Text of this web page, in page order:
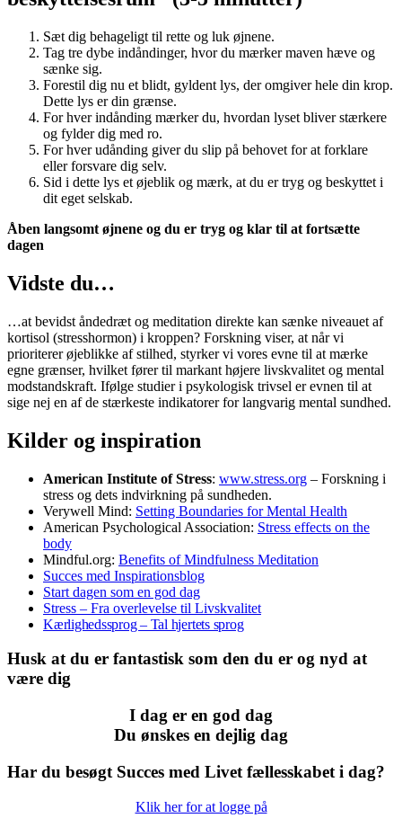
Sæt dig behageligt til rette og luk øjnene.
Tag tre dybe indåndinger, hvor du mærker maven hæve og
sænke sig.
Forestil dig nu et blidt, gyldent lys, der omgiver hele din krop.
Dette lys er din grænse.
For hver indånding mærker du, hvordan lyset bliver stærkere
og fylder dig med ro.
For hver udånding giver du slip på behovet for at forklare
eller forsvare dig selv.
Sid i dette lys et øjeblik og mærk, at du er tryg og beskyttet i
dit eget selskab.
Åben langsomt øjnene og du er tryg og klar til at fortsætte
dagen
Vidste du…
…at bevidst åndedræt og meditation direkte kan sænke niveauet af
kortisol (stresshormon) i kroppen? Forskning viser, at når vi
prioriterer øjeblikke af stilhed, styrker vi vores evne til at mærke
egne grænser, hvilket fører til markant højere livskvalitet og mental
modstandskraft. Ifølge studier i psykologisk trivsel er evnen til at
sige nej en af de stærkeste indikatorer for langvarig mental sundhed.
Kilder og inspiration
American Institute of Stress: www.stress.org – Forskning i
stress og dets indvirkning på sundheden.
Verywell Mind: Setting Boundaries for Mental Health
American Psychological Association: Stress effects on the
body
Mindful.org: Benefits of Mindfulness Meditation
Succes med Inspirationsblog
Start dagen som en god dag
Stress – Fra overlevelse til Livskvalitet
Kærlighedssprog – Tal hjertets sprog
Husk at du er fantastisk som den du er og nyd at
være dig
I dag er en god dag
Du ønskes en dejlig dag
Har du besøgt Succes med Livet fællesskabet i dag?
Klik her for at logge på